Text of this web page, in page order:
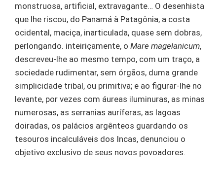
monstruosa, artificial, extravagante… O desenhista
que lhe riscou, do Panamá à Patagônia, a costa
ocidental, maciça, inarticulada, quase sem dobras,
perlongando. inteiriçamente, o Mare magelanicum,
descreveu-lhe ao mesmo tempo, com um traço, a
sociedade rudimentar, sem órgãos, duma grande
simplicidade tribal, ou primitiva; e ao figurar-lhe no
levante, por vezes com áureas iluminuras, as minas
numerosas, as serranias auríferas, as lagoas
doiradas, os palácios argênteos guardando os
tesouros incalculáveis dos Incas, denunciou o
objetivo exclusivo de seus novos povoadores.